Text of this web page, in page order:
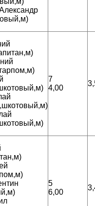
7
4,00
5
6,00